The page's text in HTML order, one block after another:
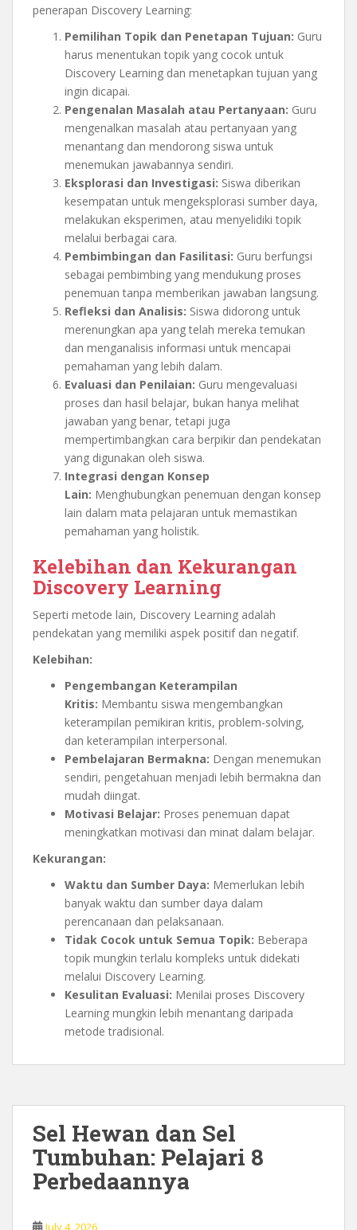
penerapan Discovery Learning:
Pemilihan Topik dan Penetapan Tujuan: Guru
harus menentukan topik yang cocok untuk
Discovery Learning dan menetapkan tujuan yang
ingin dicapai.
Pengenalan Masalah atau Pertanyaan: Guru
mengenalkan masalah atau pertanyaan yang
menantang dan mendorong siswa untuk
menemukan jawabannya sendiri.
Eksplorasi dan Investigasi: Siswa diberikan
kesempatan untuk mengeksplorasi sumber daya,
melakukan eksperimen, atau menyelidiki topik
melalui berbagai cara.
Pembimbingan dan Fasilitasi: Guru berfungsi
sebagai pembimbing yang mendukung proses
penemuan tanpa memberikan jawaban langsung.
Refleksi dan Analisis: Siswa didorong untuk
merenungkan apa yang telah mereka temukan
dan menganalisis informasi untuk mencapai
pemahaman yang lebih dalam.
Evaluasi dan Penilaian: Guru mengevaluasi
proses dan hasil belajar, bukan hanya melihat
jawaban yang benar, tetapi juga
mempertimbangkan cara berpikir dan pendekatan
yang digunakan oleh siswa.
Integrasi dengan Konsep
Lain: Menghubungkan penemuan dengan konsep
lain dalam mata pelajaran untuk memastikan
pemahaman yang holistik.
Kelebihan dan Kekurangan
Discovery Learning
Seperti metode lain, Discovery Learning adalah
pendekatan yang memiliki aspek positif dan negatif.
Kelebihan:
Pengembangan Keterampilan
Kritis: Membantu siswa mengembangkan
keterampilan pemikiran kritis, problem-solving,
dan keterampilan interpersonal.
Pembelajaran Bermakna: Dengan menemukan
sendiri, pengetahuan menjadi lebih bermakna dan
mudah diingat.
Motivasi Belajar: Proses penemuan dapat
meningkatkan motivasi dan minat dalam belajar.
Kekurangan:
Waktu dan Sumber Daya: Memerlukan lebih
banyak waktu dan sumber daya dalam
perencanaan dan pelaksanaan.
Tidak Cocok untuk Semua Topik: Beberapa
topik mungkin terlalu kompleks untuk didekati
melalui Discovery Learning.
Kesulitan Evaluasi: Menilai proses Discovery
Learning mungkin lebih menantang daripada
metode tradisional.
Sel Hewan dan Sel
Tumbuhan: Pelajari 8
Perbedaannya
July 4, 2026